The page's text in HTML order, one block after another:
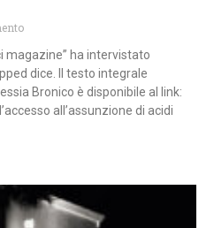
magazine” ha intervistato
dice. Il testo integrale
Bronico è disponibile al link:
all’assunzione di acidi